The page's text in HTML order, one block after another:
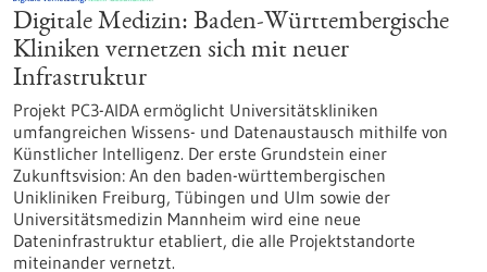
Digitale Medizin: Baden-Württembergische
Kliniken vernetzen sich mit neuer
Infrastruktur
Projekt PC3-AIDA ermöglicht Universitätskliniken
umfangreichen Wissens- und Datenaustausch mithilfe von
Künstlicher Intelligenz. Der erste Grundstein einer
Zukunftsvision: An den baden-württembergischen
Unikliniken Freiburg, Tübingen und Ulm sowie der
Universitätsmedizin Mannheim wird eine neue
Dateninfrastruktur etabliert, die alle Projektstandorte
miteinander vernetzt.